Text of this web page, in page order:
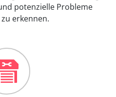
potenzielle Probleme
erkennen.